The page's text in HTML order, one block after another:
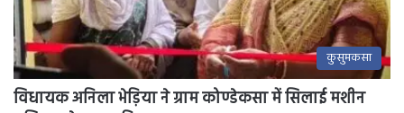
कुसुमकसा
विधायक अनिला भेड़िया ने ग्राम कोण्डेकसा में सिलाई मशीन